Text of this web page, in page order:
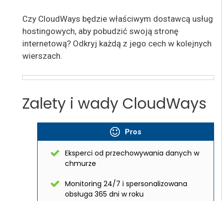
Czy CloudWays będzie właściwym dostawcą usług
hostingowych, aby pobudzić swoją stronę
internetową? Odkryj każdą z jego cech w kolejnych
wierszach.
Zalety i wady CloudWays
Pros
Eksperci od przechowywania danych w
chmurze
Monitoring 24/7 i spersonalizowana
obsługa 365 dni w roku